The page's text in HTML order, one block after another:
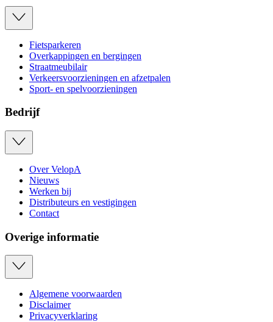
Fietsparkeren
Overkappingen en bergingen
Straatmeubilair
Verkeersvoorzieningen en afzetpalen
Sport- en spelvoorzieningen
Bedrijf
Over VelopA
Nieuws
Werken bij
Distributeurs en vestigingen
Contact
Overige informatie
Algemene voorwaarden
Disclaimer
Privacyverklaring